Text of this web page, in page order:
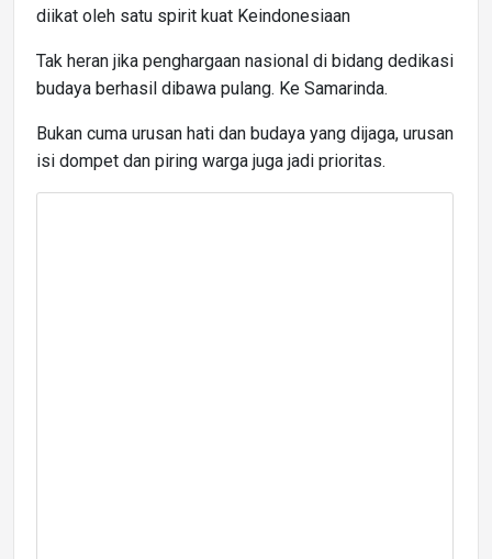
diikat oleh satu spirit kuat Keindonesiaan
Tak heran jika penghargaan nasional di bidang dedikasi
budaya berhasil dibawa pulang. Ke Samarinda.
Bukan cuma urusan hati dan budaya yang dijaga, urusan
isi dompet dan piring warga juga jadi prioritas.